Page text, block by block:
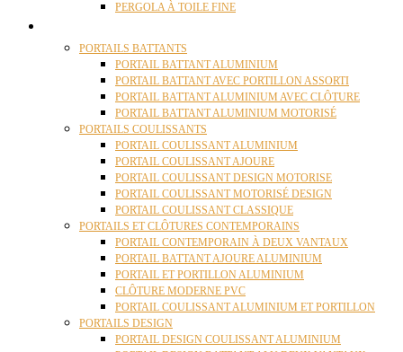
PERGOLA À TOILE FINE
PORTAILS BATTANTS
PORTAIL BATTANT ALUMINIUM
PORTAIL BATTANT AVEC PORTILLON ASSORTI
PORTAIL BATTANT ALUMINIUM AVEC CLÔTURE
PORTAIL BATTANT ALUMINIUM MOTORISÉ
PORTAILS COULISSANTS
PORTAIL COULISSANT ALUMINIUM
PORTAIL COULISSANT AJOURE
PORTAIL COULISSANT DESIGN MOTORISE
PORTAIL COULISSANT MOTORISÉ DESIGN
PORTAIL COULISSANT CLASSIQUE
PORTAILS ET CLÔTURES CONTEMPORAINS
PORTAIL CONTEMPORAIN À DEUX VANTAUX
PORTAIL BATTANT AJOURE ALUMINIUM
PORTAIL ET PORTILLON ALUMINIUM
CLÔTURE MODERNE PVC
PORTAIL COULISSANT ALUMINIUM ET PORTILLON
PORTAILS DESIGN
PORTAIL DESIGN COULISSANT ALUMINIUM